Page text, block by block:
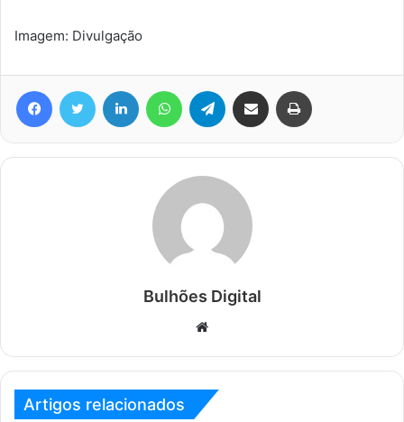
Imagem: Divulgação
FacebookTwitter Linkedin WhatsAppTelegram Compartilhar via e-mail
Bulhões Digital
Website
Artigos relacionados